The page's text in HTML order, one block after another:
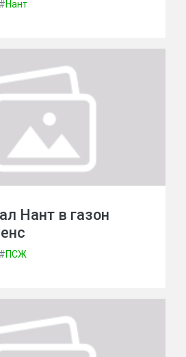
#Нант
Нант в газон
#ПСЖ